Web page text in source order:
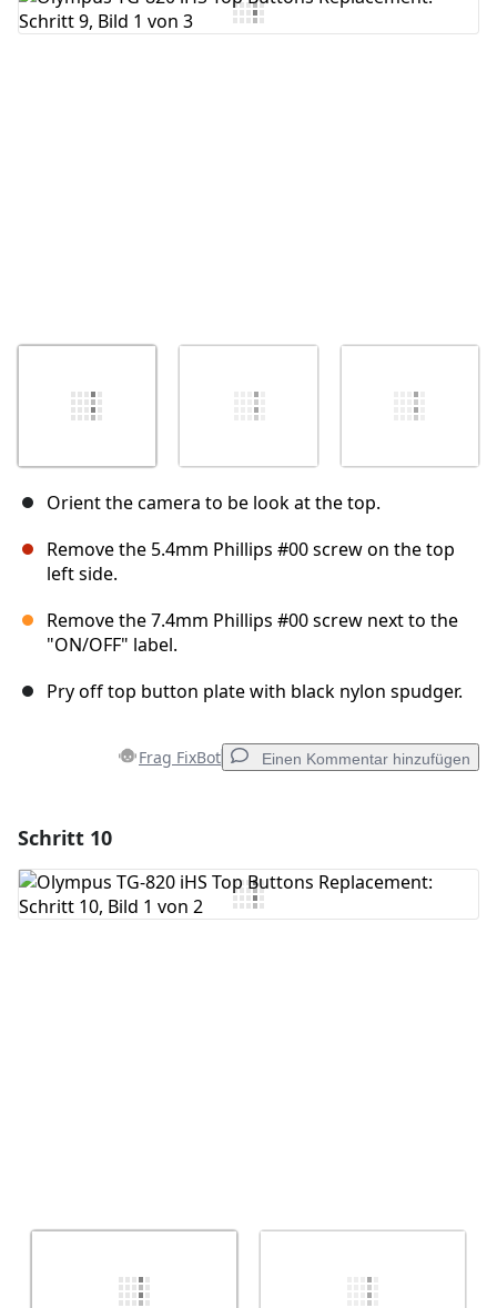
Kommentar hinzufügen
Orient the camera to be look at the top.
Remove the 5.4mm Phillips #00 screw on the top
left side.
Remove the 7.4mm Phillips #00 screw next to the
"ON/OFF" label.
Pry off top button plate with black nylon spudger.
Frag FixBot Einen Kommentar hinzufügen
Kommentar hinzufügen
Schritt 10